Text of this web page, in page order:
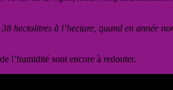
hectolitres à l’hectare, quand en année
l’humidité sont encore à redouter.